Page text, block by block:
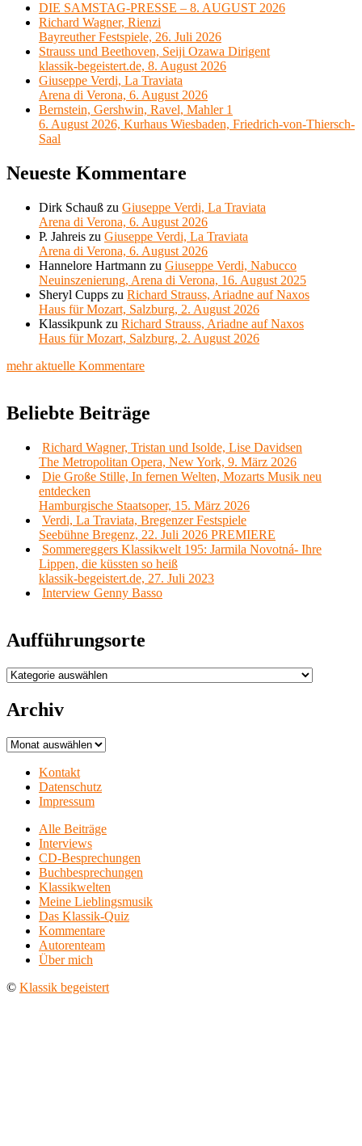
DIE SAMSTAG-PRESSE – 8. AUGUST 2026
Richard Wagner, Rienzi
Bayreuther Festspiele, 26. Juli 2026
Strauss und Beethoven, Seiji Ozawa Dirigent
klassik-begeistert.de, 8. August 2026
Giuseppe Verdi, La Traviata
Arena di Verona, 6. August 2026
Bernstein, Gershwin, Ravel, Mahler 1
6. August 2026, Kurhaus Wiesbaden, Friedrich-von-Thiersch-
Saal
Neueste Kommentare
Dirk Schauß zu Giuseppe Verdi, La Traviata
Arena di Verona, 6. August 2026
P. Jahreis zu Giuseppe Verdi, La Traviata
Arena di Verona, 6. August 2026
Hannelore Hartmann zu Giuseppe Verdi, Nabucco
Neuinszenierung, Arena di Verona, 16. August 2025
Sheryl Cupps zu Richard Strauss, Ariadne auf Naxos
Haus für Mozart, Salzburg, 2. August 2026
Klassikpunk zu Richard Strauss, Ariadne auf Naxos
Haus für Mozart, Salzburg, 2. August 2026
mehr aktuelle Kommentare
Beliebte Beiträge
Richard Wagner, Tristan und Isolde, Lise Davidsen
The Metropolitan Opera, New York, 9. März 2026
Die Große Stille, In fernen Welten, Mozarts Musik neu
entdecken
Hamburgische Staatsoper, 15. März 2026
Verdi, La Traviata, Bregenzer Festspiele
Seebühne Bregenz, 22. Juli 2026 PREMIERE
Sommereggers Klassikwelt 195: Jarmila Novotná- Ihre
Lippen, die küssten so heiß
klassik-begeistert.de, 27. Juli 2023
Interview Genny Basso
Aufführungsorte
Aufführungsorte
Archiv
Archiv
Kontakt
Datenschutz
Impressum
Alle Beiträge
Interviews
CD-Besprechungen
Buchbesprechungen
Klassikwelten
Meine Lieblingsmusik
Das Klassik-Quiz
Kommentare
Autorenteam
Über mich
© Klassik begeistert